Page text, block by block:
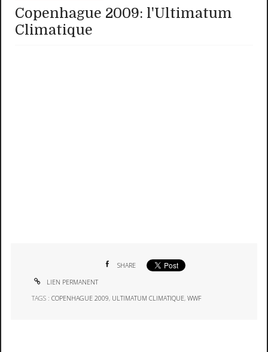
Copenhague 2009: l'Ultimatum
Climatique
SHARE
LIEN PERMANENT
TAGS :COPENHAGUE 2009, ULTIMATUM CLIMATIQUE,WWF